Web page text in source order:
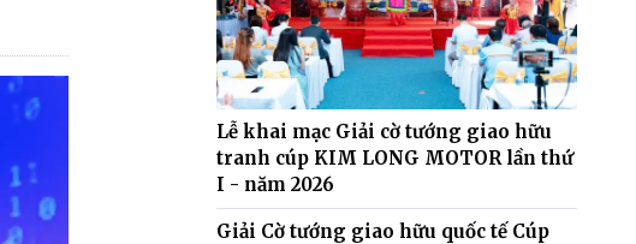
Lễ khai mạc Giải cờ tướng giao hữu
tranh cúp KIM LONG MOTOR lần thứ
I - năm 2026
Giải Cờ tướng giao hữu quốc tế Cúp